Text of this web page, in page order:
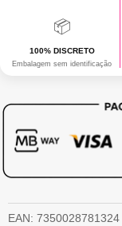
📦
100% DISCRETO
Embalagem sem identificação
EAN: 7350028781324